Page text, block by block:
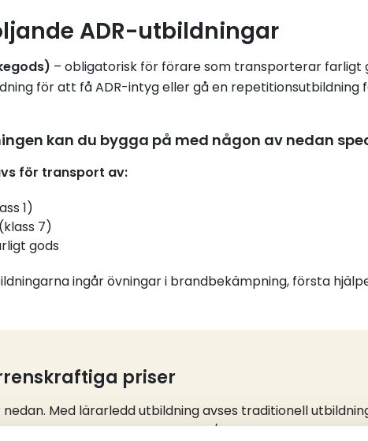
ADR-utbildningar
– obligatorisk för förare som transporterar farligt
för att få ADR-intyg eller gå en
kan du bygga på med någon av nedan
för transport av:
1)
7)
gods
ingår övningar i brandbekämpning, första
priser
Med lärarledd utbildningavses traditionell
en utbildningsdag online/digitalt innan kursstart